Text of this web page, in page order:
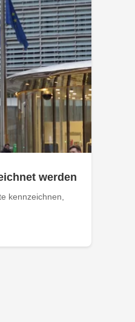
werden
kennzeichnen,